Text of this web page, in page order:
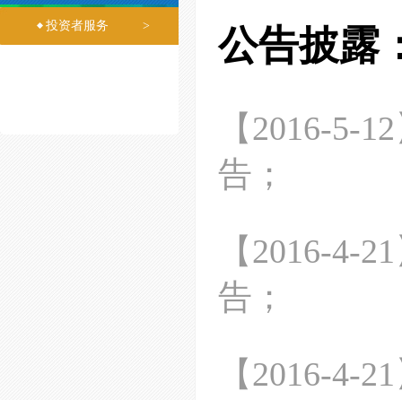
投资者服务 > 公告披露
【2016-5-12
告 ；
【2016-4-21
告 ；
【2016-4-21